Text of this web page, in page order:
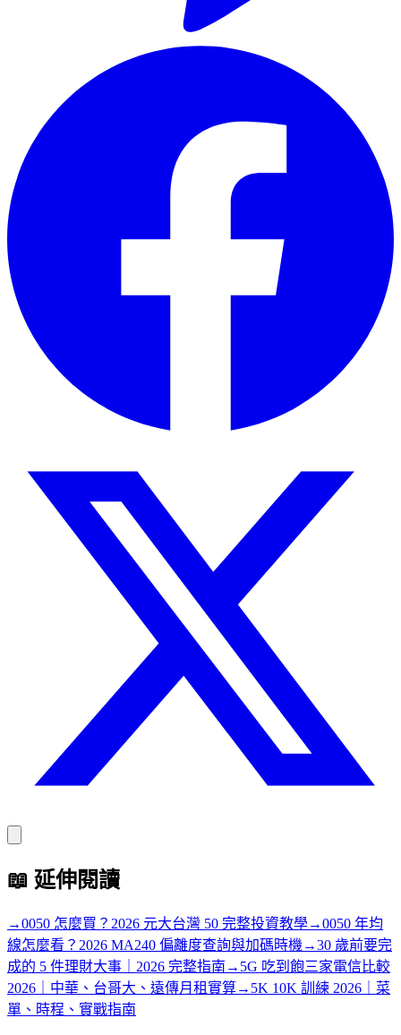
📖 延伸閱讀
→0050 怎麼買？2026 元大台灣 50 完整投資教學→0050 年均
線怎麼看？2026 MA240 偏離度查詢與加碼時機 →30 歲前要完
成的 5 件理財大事｜2026 完整指南 → 5G 吃到飽三家電信比較
2026｜中華、台哥大、遠傳月租實算→ 5K 10K 訓練 2026｜菜
單、時程、實戰指南